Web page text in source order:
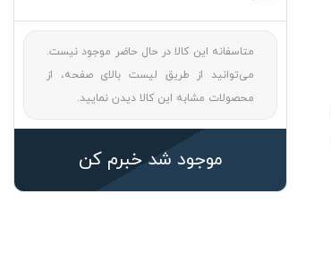
متاسفانه این کالا در حال حاضر موجود نیست.
می‌توانید از طریق لیست بالای صفحه، از
محصولات مشابه این کالا دیدن نمایید.
موجود شد خبرم کن